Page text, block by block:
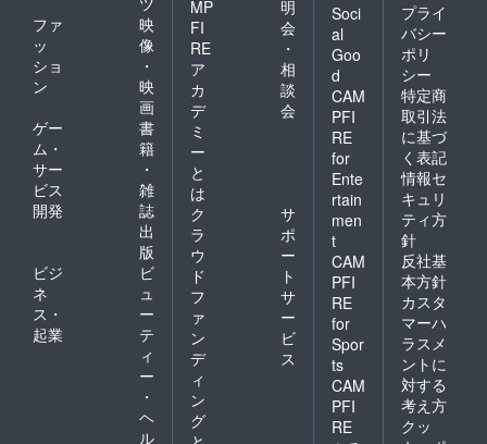
ファ
ッ
ショ
ン
映
像
・
映
画
ゲー
ム・
サー
ビス
開発
書
籍
・
雑
誌
出
版
ビジ
ネ
ス・
起業
ビ
ュ
ー
テ
ィ
ー
・
ヘ
ル
MP
FI
RE
ア
カ
デ
ミ
ー
と
は
明
会
・
相
談
会
ク
ラ
ウ
ド
フ
ァ
ン
デ
ィ
ン
グ
サ
ポ
ー
ト
サ
ー
ビ
ス
Soci
al
Goo
d
CAM
PFI
RE
for
Ente
rtain
men
t
CAM
PFI
RE
for
Spor
ts
CAM
PFI
RE
プライ
バシー
ポリ
シー
特定商
取引法
に基づ
く表記
情報セ
キュリ
ティ方
針
反社基
本方針
カスタ
マーハ
ラスメ
ントに
対する
考え方
クッ